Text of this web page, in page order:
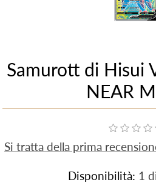
Samurott di Hisui
NEAR
Si tratta della prima
Disponibilità: 1